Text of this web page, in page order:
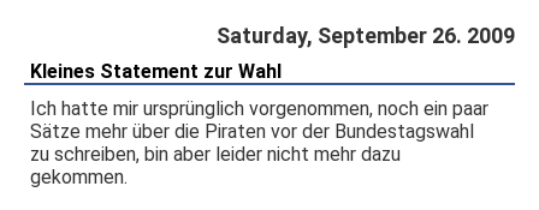
Saturday, September 26. 2009
Kleines Statement zur Wahl
Ich hatte mir ursprünglich vorgenommen, noch ein paar
Sätze mehr über die Piraten vor der Bundestagswahl
zu schreiben, bin aber leider nicht mehr dazu
gekommen.